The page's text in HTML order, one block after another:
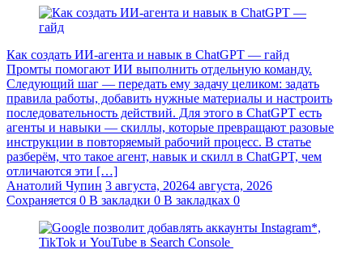
Как создать ИИ-агента и навык в ChatGPT — гайд
Промты помогают ИИ выполнить отдельную команду.
Следующий шаг — передать ему задачу целиком: задать
правила работы, добавить нужные материалы и настроить
последовательность действий. Для этого в ChatGPT есть
агенты и навыки — скиллы, которые превращают разовые
инструкции в повторяемый рабочий процесс. В статье
разберём, что такое агент, навык и скилл в ChatGPT, чем
отличаются эти […]
Анатолий Чупин 3 августа, 20264 августа, 2026
Сохраняется 0 В закладки 0 В закладках 0